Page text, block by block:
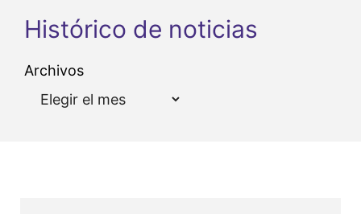
Histórico de noticias
Archivos